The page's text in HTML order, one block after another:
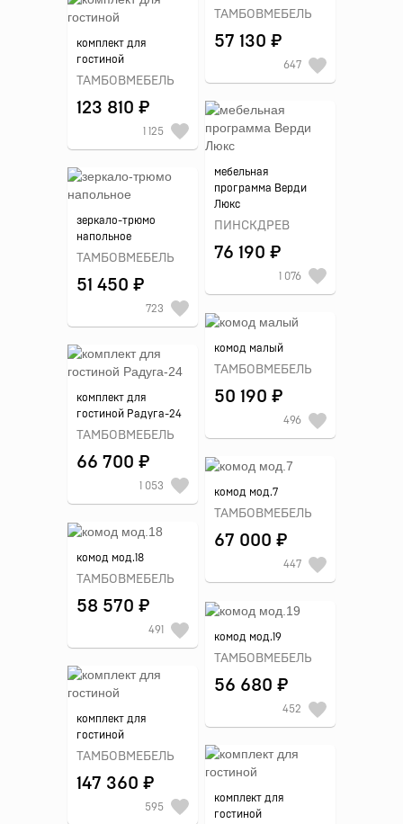
ТАМБОВМЕБЕЛЬ
57 130 ₽
647
комплект для
гостиной
ТАМБОВМЕБЕЛЬ
123 810 ₽
1 125
мебельная
программа Верди
Люкс
ПИНСКДРЕВ
76 190 ₽
1 076
зеркало-трюмо
напольное
ТАМБОВМЕБЕЛЬ
51 450 ₽
723
комод малый
ТАМБОВМЕБЕЛЬ
50 190 ₽
496
комплект для
гостиной Радуга-24
ТАМБОВМЕБЕЛЬ
66 700 ₽
1 053
комод мод.7
ТАМБОВМЕБЕЛЬ
67 000 ₽
447
комод мод.18
ТАМБОВМЕБЕЛЬ
58 570 ₽
491
комод мод.19
ТАМБОВМЕБЕЛЬ
56 680 ₽
452
комплект для
гостиной
ТАМБОВМЕБЕЛЬ
147 360 ₽
595
комплект для
гостиной